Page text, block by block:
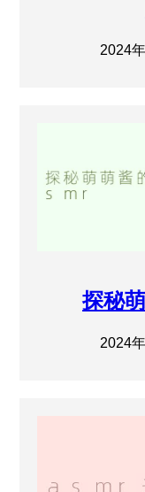
2024
探秘
2024